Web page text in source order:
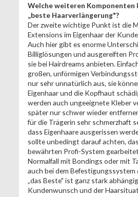
Welche weiteren Komponenten
„beste Haarverlängerung"?
Der zweite wichtige Punkt ist die
Extensions im Eigenhaar der
Auch hier gibt es enorme
Billiglösungen und ausgereiften
sie bei Hairdreams anbieten.
großen, unförmigen
nur sehr unnatürlich aus, sie
Eigenhaar und die Kopfhaut
werden auch ungeeignete Kleber
später nur schwer wieder
für die Trägerin sehr schmerzhaft
dass Eigenhaare ausgerissen
sollte unbedingt darauf achten,
bewährten Profi-System
Normalfall mit Bondings oder mit
auch bei dem Befestigungssystem
„das Beste" ist ganz stark
Kundenwunsch und der